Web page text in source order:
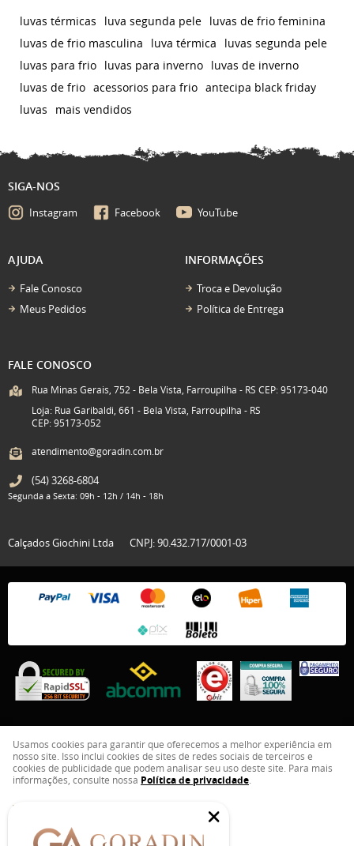
luvas térmicas luva segunda pele luvas de frio feminina
luvas de frio masculina
luva térmica
luvas segunda pele
luvas para frio luvas para inverno luvas de inverno
luvas de frio acessorios para frio antecipa black friday
luvas
mais vendidos
SIGA-NOS
Instagram Facebook YouTube
AJUDA
Fale Conosco
Meus Pedidos
INFORMAÇÕES
Troca e Devolução
Política de Entrega
FALE CONOSCO
Rua Minas Gerais, 752 - Bela Vista, Farroupilha - RS CEP: 95173-040
Loja: Rua Garibaldi, 661 - Bela Vista, Farroupilha - RS
CEP: 95173-052
atendimento@goradin.com.br
(54)3268-6804
Segunda a Sexta: 09h - 12h / 14h - 18h
Calçados Giochini Ltda CNPJ: 90.432.717/0001-03
LOJA VIRTUAL CRIADA POR
Usamos cookies para garantir que oferecemos a melhor experiência em
nosso site. Isso inclui cookies de sites de redes sociais de terceiros e
cookies de publicidade que podem analisar seu uso deste site. Para mais
informações, consulte nossa Política de privacidade